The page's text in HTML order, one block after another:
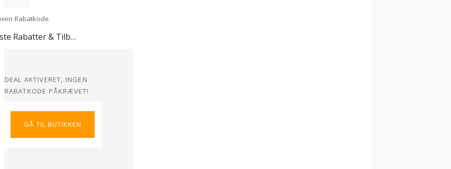
Bedste Rabatter & Tilbud hos Vuxen
DEAL AKTIVERET, INGEN
RABATKODE PÅKRÆVET!
GÅ TIL BUTIKKEN